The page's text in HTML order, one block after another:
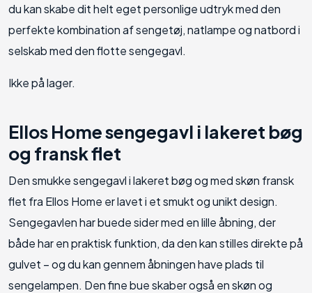
du kan skabe dit helt eget personlige udtryk med den
perfekte kombination af sengetøj, natlampe og natbord i
selskab med den flotte sengegavl.
Ikke på lager.
Ellos Home sengegavl i lakeret bøg
og fransk flet
Den smukke sengegavl i lakeret bøg og med skøn fransk
flet fra Ellos Home er lavet i et smukt og unikt design.
Sengegavlen har buede sider med en lille åbning, der
både har en praktisk funktion, da den kan stilles direkte på
gulvet – og du kan gennem åbningen have plads til
sengelampen. Den fine bue skaber også en skøn og